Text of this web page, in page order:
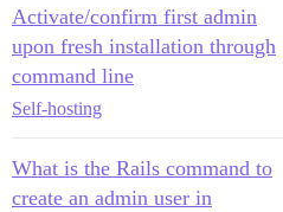
Activate/confirm first admin
upon fresh installation through
command line
Self-hosting
What is the Rails command to
create an admin user in